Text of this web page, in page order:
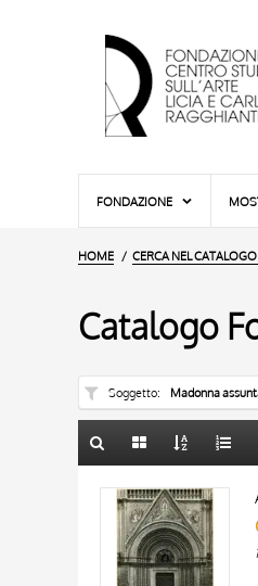
FONDAZIONE
HOME CERCA NEL CATALOGO
Catalogo
Soggetto
AUTORE
ARTISTA
MATERIA E
10
20
TITOLO
AUTORE
ARTISTA
MATERIA E